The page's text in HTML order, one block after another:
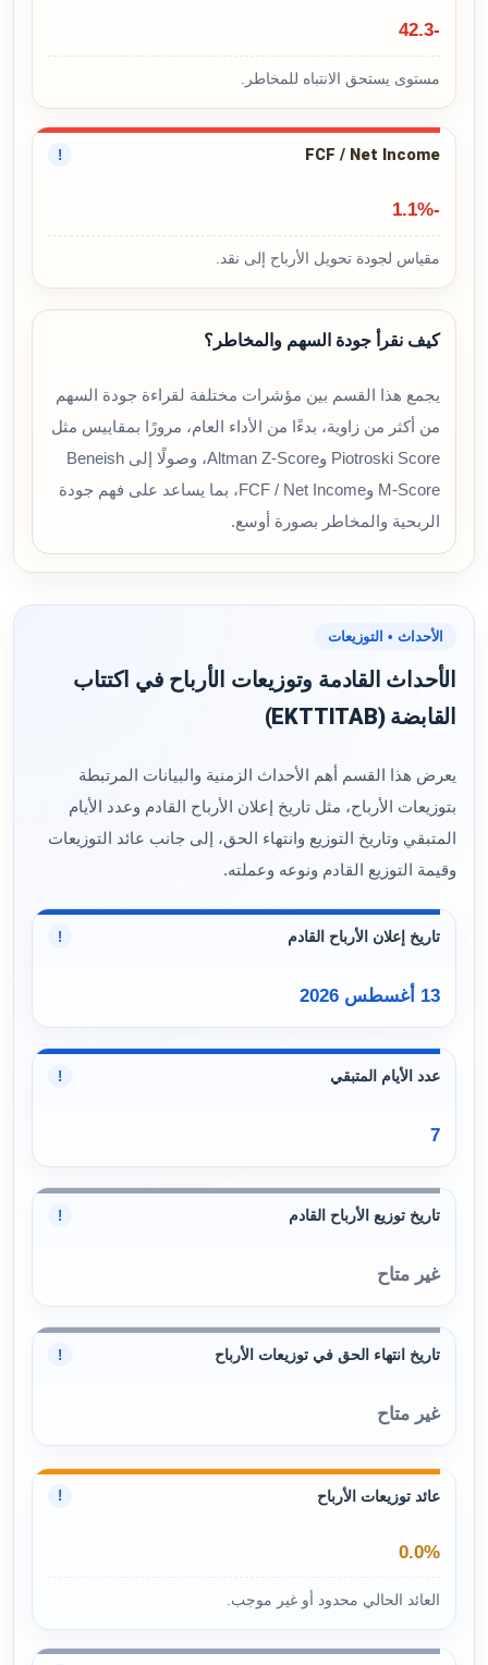
-42.3
مستوى يستحق الانتباه للمخاطر.
FCF / Net Income
!
-1.1%
مقياس لجودة تحويل الأرباح إلى نقد.
كيف نقرأ جودة السهم والمخاطر؟
يجمع هذا القسم بين مؤشرات مختلفة لقراءة جودة السهم
من أكثر من زاوية، بدءًا من الأداء العام، مرورًا بمقاييس مثل
Piotroski Score وAltman Z-Score، وصولًا إلى Beneish
M-Score وFCF / Net Income، بما يساعد على فهم جودة
الربحية والمخاطر بصورة أوسع.
الأحداث • التوزيعات
الأحداث القادمة وتوزيعات الأرباح في اكتتاب
القابضة (EKTTITAB)
يعرض هذا القسم أهم الأحداث الزمنية والبيانات المرتبطة
بتوزيعات الأرباح، مثل تاريخ إعلان الأرباح القادم وعدد الأيام
المتبقي وتاريخ التوزيع وانتهاء الحق، إلى جانب عائد التوزيعات
وقيمة التوزيع القادم ونوعه وعملته.
تاريخ إعلان الأرباح القادم !
13 أغسطس 2026
عدد الأيام المتبقي !
7
تاريخ توزيع الأرباح القادم !
غير متاح
تاريخ انتهاء الحق في توزيعات الأرباح !
غير متاح
عائد توزيعات الأرباح !
0.0%
العائد الحالي محدود أو غير موجب.